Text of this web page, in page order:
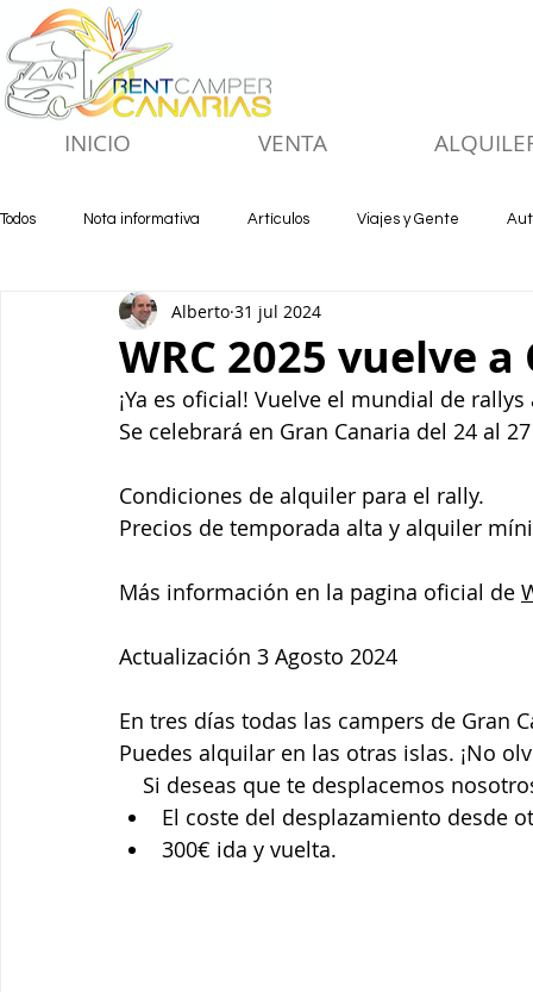
INICIO VENTA
Todos Nota informativa Artículos Viajes y Gente
WRC 2025 vuelve
Alberto 31 jul 2024
¡Ya es oficial! Vuelve el mundial de
Se celebrará en Gran Canaria del 24 al
Condiciones de alquiler para el rally.
Precios de temporada alta y alquiler
Más información en la pagina oficial de
Actualización 3 Agosto 2024
En tres días todas las campers de Gran
Puedes alquilar en las otras islas. ¡No
Si deseas que te desplacemos
El coste del desplazamiento desde
300€ ida y vuelta.